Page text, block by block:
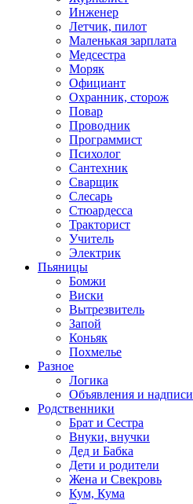
Инженер
Летчик, пилот
Маленькая зарплата
Медсестра
Моряк
Официант
Охранник, сторож
Повар
Проводник
Программист
Психолог
Сантехник
Сварщик
Слесарь
Стюардесса
Тракторист
Учитель
Электрик
Пьяницы
Бомжи
Виски
Вытрезвитель
Запой
Коньяк
Похмелье
Разное
Логика
Объявления и надписи
Родственники
Брат и Сестра
Внуки, внучки
Дед и Бабка
Дети и родители
Жена и Свекровь
Кум, Кума